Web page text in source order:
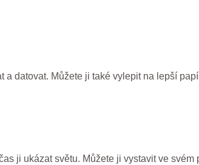
datovat. Můžete ji také vylepit na lepší
ji ukázat světu. Můžete ji vystavit ve